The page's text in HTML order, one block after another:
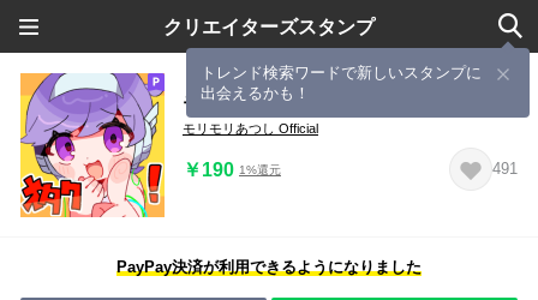
クリエイターズスタンプ
トレンド検索ワードで新しいスタンプに
出会えるかも！
モリモリあつし 公式スタンプ vol.2
モリモリあつし Official
￥190 1%還元 491
PayPay決済が利用できるようになりました